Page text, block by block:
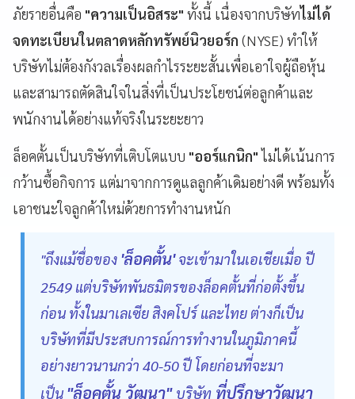
ภัยรายอื่นคือ "ความเป็นอิสระ" ทั้งนี้ เนื่องจากบริษัทไม่ได้
จดทะเบียนในตลาดหลักทรัพย์นิวยอร์ก (NYSE) ทำให้
บริษัทไม่ต้องกังวลเรื่องผลกำไรระยะสั้นเพื่อเอาใจผู้ถือหุ้น
และสามารถตัดสินใจในสิ่งที่เป็นประโยชน์ต่อลูกค้าและ
พนักงานได้อย่างแท้จริงในระยะยาว
ล็อคตั้นเป็นบริษัทที่เติบโตแบบ "ออร์แกนิก"ไม่ได้เน้นการ
กว้านซื้อกิจการ แต่มาจากการดูแลลูกค้าเดิมอย่างดี พร้อมทั้ง
เอาชนะใจลูกค้าใหม่ด้วยการทำงานหนัก
"ถึงแม้ชื่อของ 'ล็อคตั้น'จะเข้ามาในเอเชียเมื่อ ปี
2549 แต่บริษัทพันธมิตรของล็อคตั้นที่ก่อตั้งขึ้น
ก่อน ทั้งในมาเลเซีย สิงคโปร์ และไทย ต่างก็เป็น
บริษัทที่มีประสบการณ์การทำงานในภูมิภาคนี้
อย่างยาวนานกว่า 40-50 ปี โดยก่อนที่จะมา
เป็น "ล็อคตั้น วัฒนา" บริษัท ที่ปรึกษาวัฒนา